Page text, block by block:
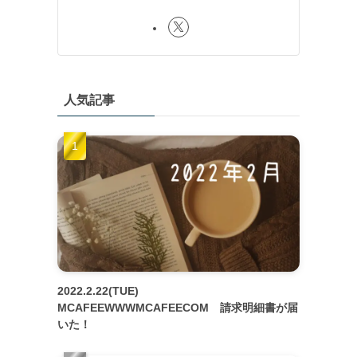
人気記事
2022.2.22(TUE)
MCAFEEWWWMCAFEECOM 請求明細書が届
いた！